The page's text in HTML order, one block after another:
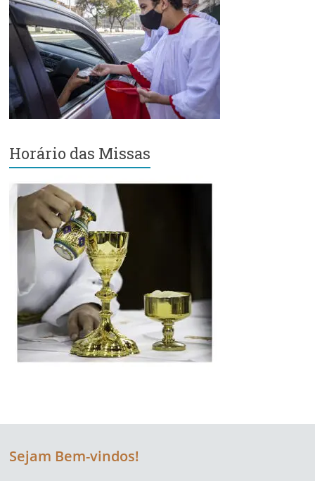
São
Paulo
Região
Episcopal
Sé
–
Retiro
Horário das Missas
Sejam Bem-vindos!